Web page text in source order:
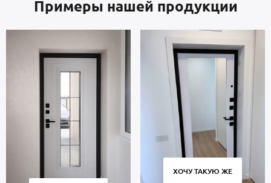
Примеры нашей продукции
ХОЧУ ТАКУЮ ЖЕ